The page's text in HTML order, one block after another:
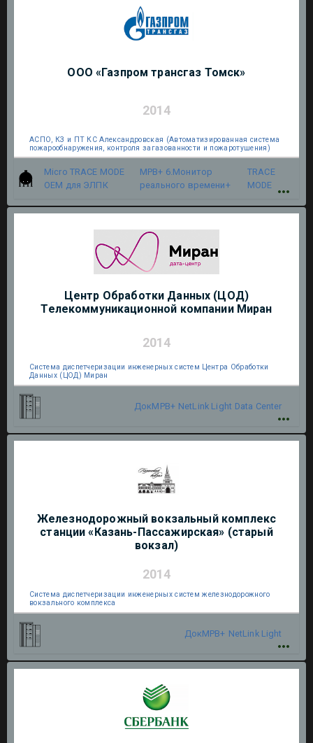
ООО «Газпром трансгаз Томск»
2014
АСПО, КЗ и ПТ КС Александровская (Автоматизированная система
пожарообнаружения, контроля загазованности и пожаротушения)
Micro TRACE MODE
OEM для ЭЛПК
МРВ+ 6.Монитор
реального времени+
TRACE
MODE
Центр Обработки Данных (ЦОД)
Телекоммуникационной компании Миран
2014
Система диспетчеризации инженерных систем Центра Обработки
Данных (ЦОД) Миран
ДокМРВ+ NetLink Light Data Center
Железнодорожный вокзальный комплекс
станции «Казань-Пассажирская» (старый
вокзал)
2014
Система диспетчеризации инженерных систем железнодорожного
вокзального комплекса
ДокМРВ+ NetLink Light